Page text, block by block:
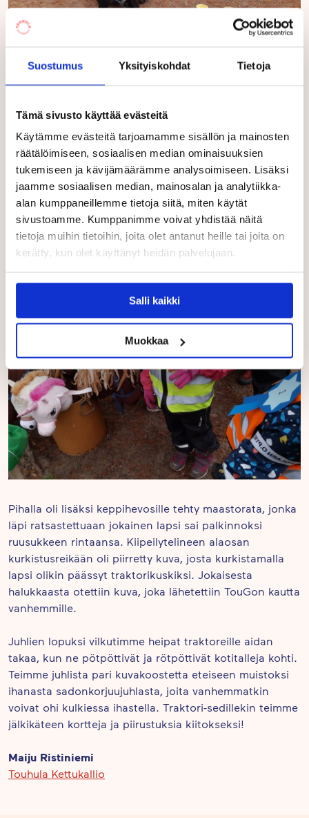
Suostumus Yksityiskohdat Tietoja
Tämä sivusto käyttää evästeitä
Käytämme evästeitä tarjoamamme sisällön ja mainosten
räätälöimiseen, sosiaalisen median ominaisuuksien
tukemiseen ja kävijämäärämme analysoimiseen. Lisäksi
jaamme sosiaalisen median, mainosalan ja analytiikka-
alan kumppaneillemme tietoja siitä, miten käytät
sivustoamme. Kumppanimme voivat yhdistää näitä
tietoja muihin tietoihin, joita olet antanut heille tai joita on
kerätty, kun olet käyttänyt heidän palvelujaan.
Salli kaikki
Muokkaa
oman valintamme mukaisia satokausituotteita, joita
lapset saivat maistella päiväkodin pihalle pystytetystä
naurista, väriporkkanoita, kukkakaalia ja keräkaalia.
Lisääkin osa lapsista kävi hakemassa, niin hyviä ne
tuoreeltaan ulkona nautittuna olivat!
Lapset olivat suunnitelleet erilaisia esityksiä, joita
katsoimme. Viskarit viittoivat laulun Miltä tuntuu siilistä
(nallesta) ja eskarit innostuivat tanssimaan muskarissa
oppimaansa letkajenkkaa. Se on muuten mainio vasen-
oikea-eteen-taakse-harjoitus! Tunnelma oli mahtava,
esitykselle. Juhliin kuului myös musiikkia ja latotanssia!
Pihalla oli lisäksi keppihevosille tehty maastorata, jonka
läpi ratsastettuaan jokainen lapsi sai palkinnoksi
ruusukkeen rintaansa. Kiipeilytelineen alaosan
kurkistusreikään oli piirretty kuva, josta kurkistamalla
lapsi olikin päässyt traktorikuskiksi. Jokaisesta
halukkaasta otettiin kuva, joka lähetettiin TouGon kautta
vanhemmille.
Juhlien lopuksi vilkutimme heipat traktoreille aidan
takaa, kun ne pötpöttivät ja rötpöttivät kotitalleja kohti.
Teimme juhlista pari kuvakoostetta eteiseen muistoksi
ihanasta sadonkorjuujuhlasta, joita vanhemmatkin
voivat ohi kulkiessa ihastella. Traktori-sedillekin teimme
jälkikäteen kortteja ja piirustuksia kiitokseksi!
Maiju Ristiniemi
Touhula Kettukallio